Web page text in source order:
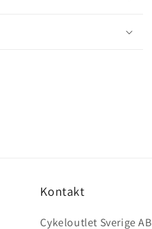
Kontakt
Cykeloutlet Sverige AB